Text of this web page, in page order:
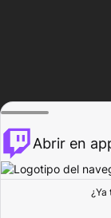
Abrir en
¿Ya